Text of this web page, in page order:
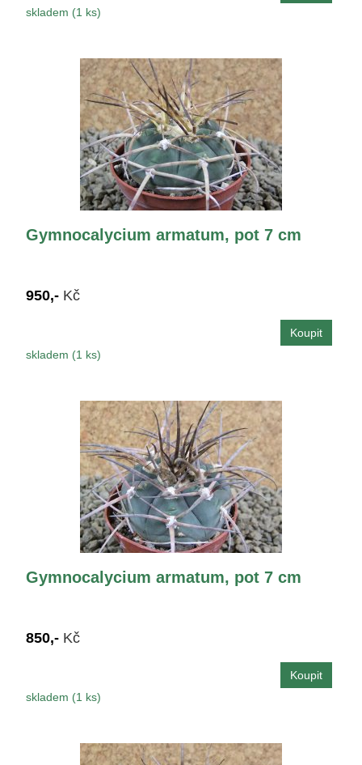
skladem (1 ks)
Gymnocalycium armatum, pot 7 cm
950,- Kč
skladem (1 ks)
Gymnocalycium armatum, pot 7 cm
850,- Kč
skladem (1 ks)